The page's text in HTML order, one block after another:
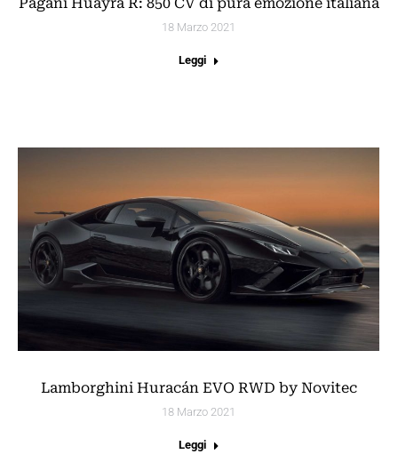
18 Marzo 2021
Leggi
Lamborghini Huracán EVO RWD by Novitec
18 Marzo 2021
Leggi